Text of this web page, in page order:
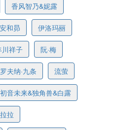
香风智乃&妮露
安和昴 伊洛玛丽
川祥子 阮·梅
夫纳·九条 流萤
初音未来&独角兽&白露
拉